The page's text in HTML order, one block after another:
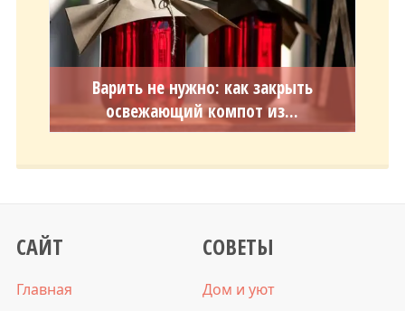
Варить не нужно: как закрыть
освежающий компот из...
САЙТ
Главная
СОВЕТЫ
Дом и уют